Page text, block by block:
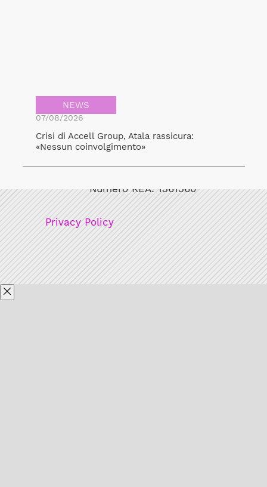
NEWS
07/08/2026
Crisi di Accell Group, Atala rassicura:
«Nessun coinvolgimento»
Numero REA: 1361360
Privacy Policy